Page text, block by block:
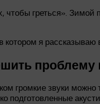
греться». Зимой
котором я
проблему
громкие звуки можно
подготовленные